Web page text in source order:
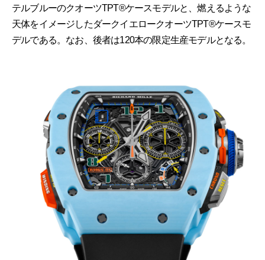
テルブルーのクオーツTPT®ケースモデルと、燃えるような
天体をイメージしたダークイエロークオーツTPT®ケースモ
デルである。なお、後者は120本の限定生産モデルとなる。